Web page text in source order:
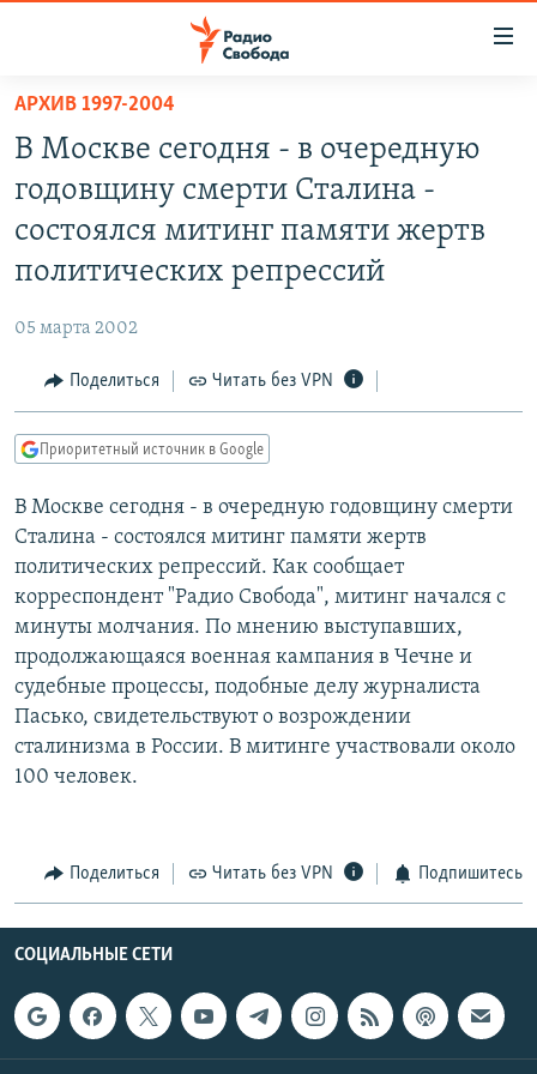
упрощенного
доступа
основному
содержанию
навигации
Вернутся
АВТОРСКИЕ ПРОЕКТЫ
КУЛЬТУРА
IDEL.РЕАЛИИ
КАВКАЗ.РЕАЛИИ
СИБИРЬ.РЕАЛИИ
РАСПИСАНИЕ ВЕЩАНИЯ
ПОДПИШИТЕСЬ НА РАССЫЛКУ
СОЦИАЛЬНЫЕ СЕТИ
АРХИВ 1997-2004
В Москве сегодня - в очередную
годовщину смерти Сталина -
состоялся митинг памяти жертв
политических репрессий
05 марта 2002
Поделиться Читать без VPN
Приоритетный источник в Google
В Москве сегодня - в очередную годовщину смерти
Сталина - состоялся митинг памяти жертв
политических репрессий. Как сообщает
корреспондент "Радио Свобода", митинг начался с
минуты молчания. По мнению выступавших,
продолжающаяся военная кампания в Чечне и
судебные процессы, подобные делу журналиста
Пасько, свидетельствуют о возрождении
сталинизма в России. В митинге участвовали около
100 человек.
Поделиться Читать без VPN Подпишитесь
СОЦИАЛЬНЫЕ СЕТИ